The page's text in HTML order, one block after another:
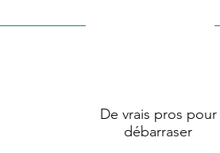
De vrais pros pour
débarraser